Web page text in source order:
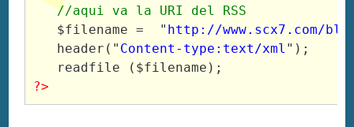
//aqui va la URI del RSS
   $filename =  "
http://www.scx7.com/
   header("
Content-type:text/xml ");
?>